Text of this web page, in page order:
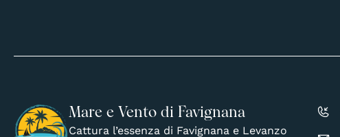
Mare e Vento di Favignana
Cattura l’essenza di Favignana e Levanzo